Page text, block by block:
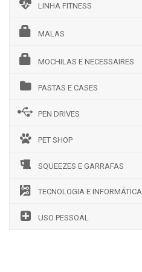
LINHA FITNESS
MALAS
MOCHILAS E NECESSAIRES
PASTAS E CASES
PEN DRIVES
PET SHOP
SQUEEZES E GARRAFAS
TECNOLOGIA E INFORMÁTICA
USO PESSOAL